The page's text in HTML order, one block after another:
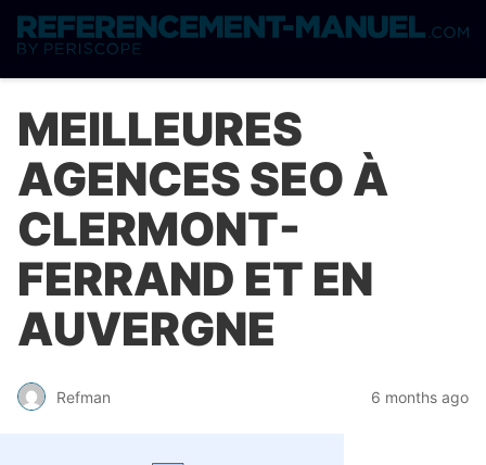
MEILLEURES
AGENCES SEO À
CLERMONT-
FERRAND ET EN
AUVERGNE
Refman 6 months ago